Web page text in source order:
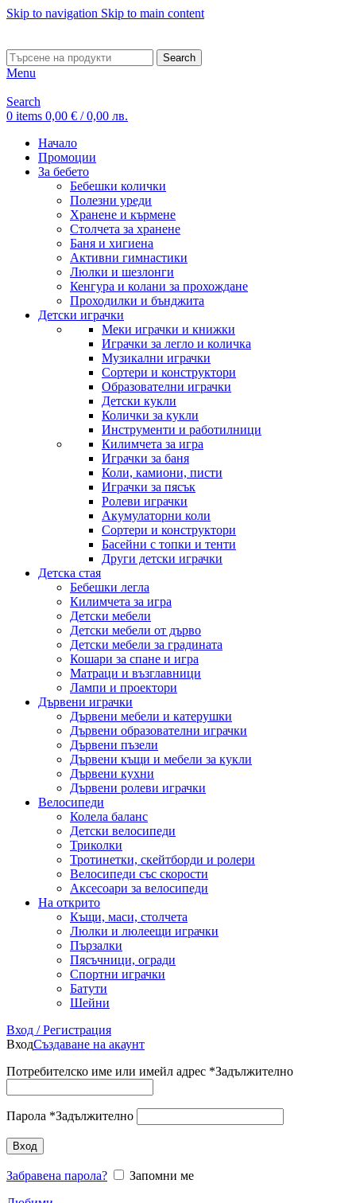
Skip to navigation Skip to main content
Search
Menu
Search
0 items 0,00 € / 0,00 лв.
Начало
Промоции
За бебето
Бебешки колички
Полезни уреди
Хранене и кърмене
Столчета за хранене
Баня и хигиена
Активни гимнастики
Люлки и шезлонги
Кенгура и колани за прохождане
Проходилки и бънджита
Детски играчки
Меки играчки и книжки
Играчки за легло и количка
Музикални играчки
Сортери и конструктори
Образователни играчки
Детски кукли
Колички за кукли
Инструменти и работилници
Килимчета за игра
Играчки за баня
Коли, камиони, писти
Играчки за пясък
Ролеви играчки
Акумулаторни коли
Сортери и конструктори
Басейни с топки и тенти
Други детски играчки
Детска стая
Бебешки легла
Килимчета за игра
Детски мебели
Детски мебели от дърво
Детски мебели за градината
Кошари за спане и игра
Матраци и възглавници
Лампи и проектори
Дървени играчки
Дървени мебели и катерушки
Дървени образователни играчки
Дървени пъзели
Дървени къщи и мебели за кукли
Дървени кухни
Дървени ролеви играчки
Велосипеди
Колела баланс
Детски велосипеди
Триколки
Тротинетки, скейтборди и ролери
Велосипеди със скорости
Аксесоари за велосипеди
На открито
Къщи, маси, столчета
Люлки и люлеещи играчки
Пързалки
Пясъчници, огради
Спортни играчки
Батути
Шейни
Вход / Регистрация
ВходСъздаване на акаунт
Потребителско име или имейл адрес *Задължително
Парола *Задължително
Вход
Забравена парола?
Запомни ме